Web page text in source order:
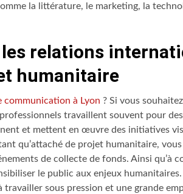
la littérature, le marketing, la
relations
humanitaire
communication à Lyon ? Si vous
travaillent souvent pour
et mettent en œuvre des initiatives
qu’attaché de projet humanitaire,
de collecte de fonds. Ainsi qu’à
le public aux enjeux
travailler sous pression et une grande